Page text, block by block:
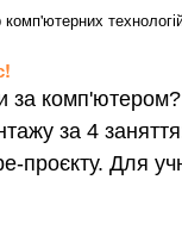
за комп'ютером?
за 4
проєкту. Для